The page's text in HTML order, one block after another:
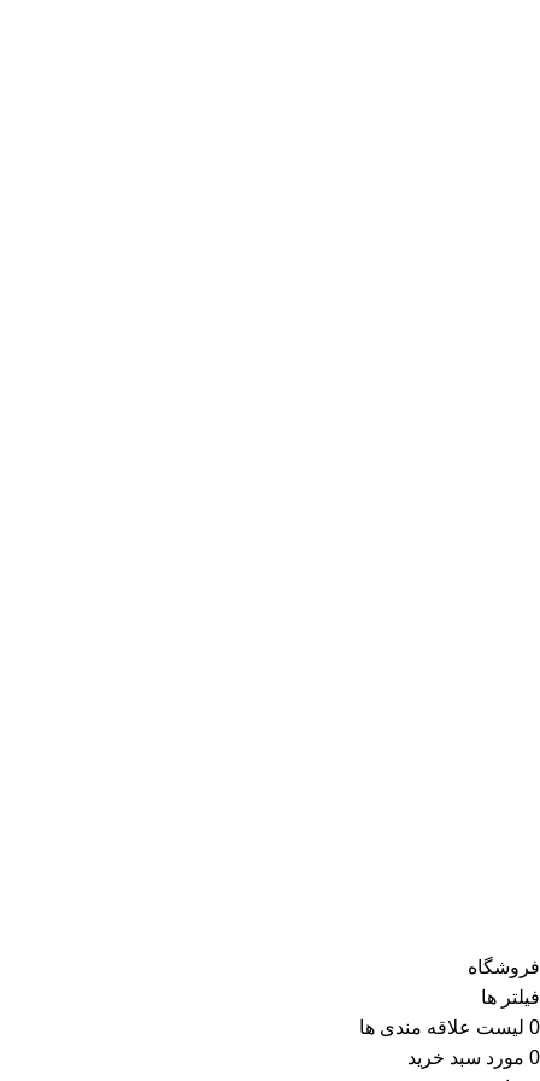
فروشگاه
فیلتر ها
0 لیست علاقه مندی ها
0 مورد سبد خرید